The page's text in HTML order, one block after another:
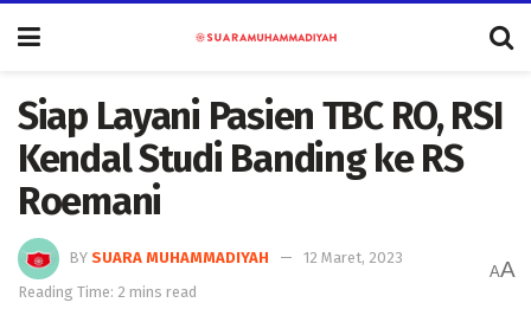
Siap Layani Pasien TBC RO, RSI
Kendal Studi Banding ke RS
Roemani
BY SUARA MUHAMMADIYAH
12 Maret, 2023
Reading Time: 2 mins read
AA